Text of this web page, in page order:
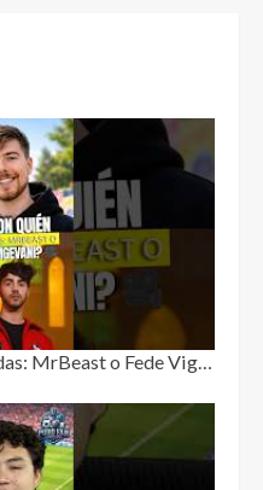
🤔 ¿Tú con quién te quedas: MrBeast o Fede Vigevani?🎥🔥
3